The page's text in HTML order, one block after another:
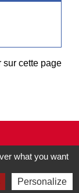
sur cette page
what you want
Personalize